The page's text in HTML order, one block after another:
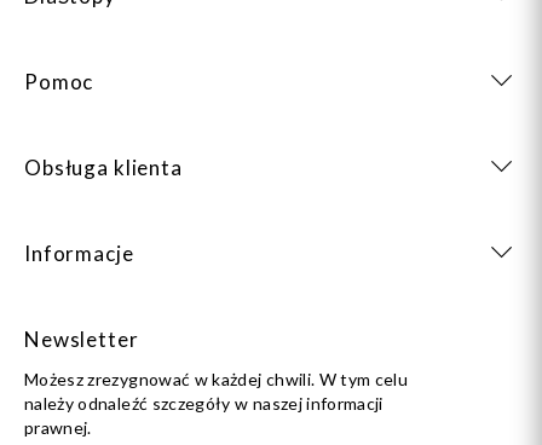
Pomoc
Obsługa klienta
Informacje
Newsletter
Możesz zrezygnować w każdej chwili. W tym celu
należy odnaleźć szczegóły w naszej informacji
prawnej.